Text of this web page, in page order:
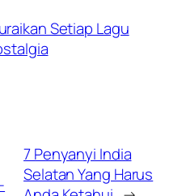
Setiap Lagu
7 Penyanyi India
Selatan Yang Harus